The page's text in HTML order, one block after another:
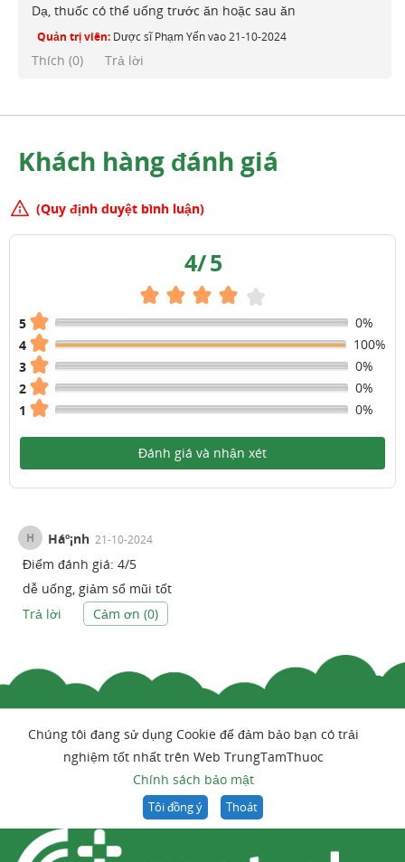
Dạ, thuốc có thể uống trước ăn hoặc sau ăn
Quản trị viên: Dược sĩ Phạm Yếnvào21-10-2024
Thích (0) Trả lời
Khách hàng đánh giá
(Quy định duyệt bình luận)
4/5
5
0%
4
100%
3
0%
2
0%
1
0%
Đánh giá và nhận xét
H Háº¡nh 21-10-2024
Điểm đánh giá: 4/5
dễ uống, giảm sổ mũi tốt
Trả lời
Cảm ơn (0)
Chúng tôi đang sử dụng Cookie để đảm bảo bạn có trải
nghiệm tốt nhất trên Web TrungTamThuoc
Chính sách bảo mật
Tôi đồng ý Thoát